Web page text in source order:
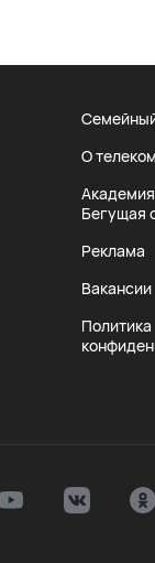
О
Бегущая
Реклама
Вакансии
Политика